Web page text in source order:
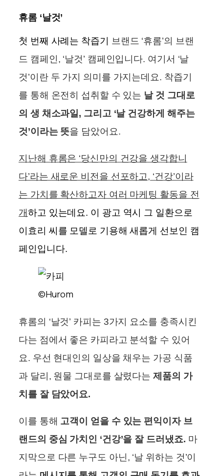
휴롬 ‘날것’
첫 번째 사례는 착즙기
브랜드 ‘휴롬’의 브랜
드 캠페인, ‘날것’ 캠페인입니다. 여기서 ‘날
것’이란 두 가지 의미를 가지는데요. 착즙기
를 통해 온전히 섭취할 수 있는 날 것 그대로
의 생 채소과일, 그리고 ‘날 건강하게 해주는
것’이라는 뜻을 담았어요.
지난해 휴롬은 ‘당신만의 건강을 생각합니
다’라는 새로운 비전을 선포하고, ‘건강’이라
는 가치를 확산하고자 여러 마케팅 활동을 전
개하고 있는데요. 이 광고 역시 그 일환으로
이효리 씨를 모델로 기용해 새롭게 선보인 캠
페인입니다.
©Hurom
휴롬의 ‘날것’ 카피는 3가지 요소를 충족시킨
다는 점에서 좋은 카피라고 분석할 수 있어
요. 우선 현대인의 일상을 채우는 가공 식품
과 달리, 원물 그대로를 살렸다는제품의 가
치를 잘 담았어요.
이를 통해 고객이 얻을 수 있는 편익이자 브
랜드의 중심 가치인 ‘건강’을 잘 드러냈죠. 마
지막으로 다른 누구도 아닌, ‘날 위하는 것’이